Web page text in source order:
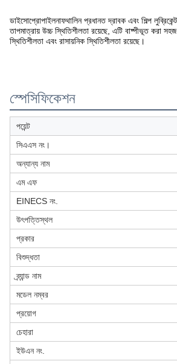
ডাইসোপ্রোপাইলনাফথালিন প্রধানত দ্রাবক এবং শিল্প
তাপমাত্রায় উচ্চ স্থিতিশীলতা রয়েছে, এটি বাষ্পীভূত করা
স্থিতিশীলতা এবং রাসায়নিক স্থিতিশীলতা রয়েছে।
স্পেসিফিকেশন
পয়েন্ট
সিএএস নং।
অন্যান্য নাম
এম এফ
EINECS নং.
উৎপত্তিস্থল
প্রকার
বিশুদ্ধতা
ব্র্যান্ড নাম
মডেল নম্বর
প্রয়োগ
চেহারা
ইউএন নং.